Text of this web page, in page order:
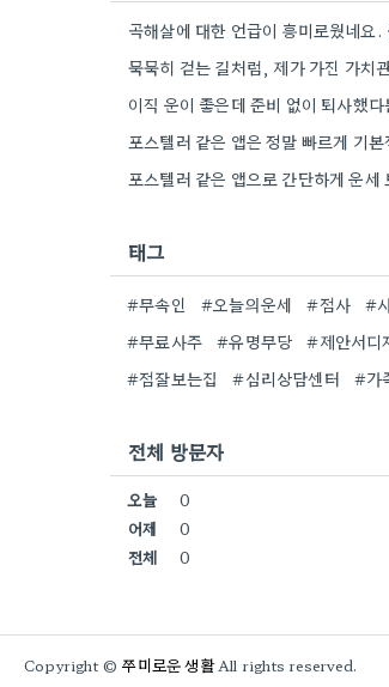
태그
#무속인 #오늘의운세 #점사
#
#무료사주
#유명무당
#제안서디
#점잘보는집
#심리상담센터 #가
전체 방문자
오늘
0
어제
0
전체
0
Copyright ©쭈미로운 생활All rights reserved.